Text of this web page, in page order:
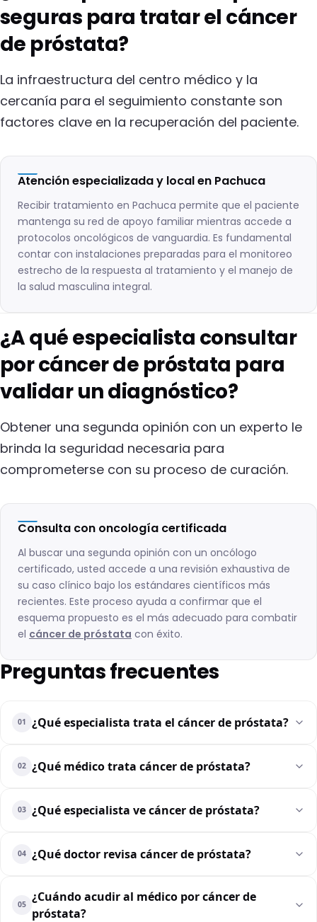
seguras para tratar el cáncer
de próstata?
La infraestructura del centro médico y la
cercanía para el seguimiento constante son
factores clave en la recuperación del paciente.
Atención especializada y local en Pachuca
Recibir tratamiento en Pachuca permite que el paciente
mantenga su red de apoyo familiar mientras accede a
protocolos oncológicos de vanguardia. Es fundamental
contar con instalaciones preparadas para el monitoreo
estrecho de la respuesta al tratamiento y el manejo de
la salud masculina integral.
¿A qué especialista consultar
por cáncer de próstata para
validar un diagnóstico?
Obtener una segunda opinión con un experto le
brinda la seguridad necesaria para
comprometerse con su proceso de curación.
Consulta con oncología certificada
Al buscar una segunda opinión con un oncólogo
certificado, usted accede a una revisión exhaustiva de
su caso clínico bajo los estándares científicos más
recientes. Este proceso ayuda a confirmar que el
esquema propuesto es el más adecuado para combatir
el cáncer de próstata con éxito.
Preguntas frecuentes
01 ¿Qué especialista trata el cáncer de próstata?
02 ¿Qué médico trata cáncer de próstata?
03 ¿Qué especialista ve cáncer de próstata?
04 ¿Qué doctor revisa cáncer de próstata?
05
¿Cuándo acudir al médico por cáncer de
próstata?